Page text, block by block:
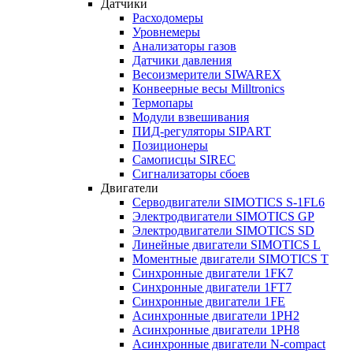
Датчики
Расходомеры
Уровнемеры
Анализаторы газов
Датчики давления
Весоизмерители SIWAREX
Конвеерные весы Milltronics
Термопары
Модули взвешивания
ПИД-регуляторы SIPART
Позиционеры
Самописцы SIREC
Сигнализаторы сбоев
Двигатели
Серводвигатели SIMOTICS S-1FL6
Электродвигатели SIMOTICS GP
Электродвигатели SIMOTICS SD
Линейные двигатели SIMOTICS L
Моментные двигатели SIMOTICS T
Синхронные двигатели 1FK7
Синхронные двигатели 1FT7
Синхронные двигатели 1FE
Асинхронные двигатели 1PH2
Асинхронные двигатели 1PH8
Асинхронные двигатели N-compact